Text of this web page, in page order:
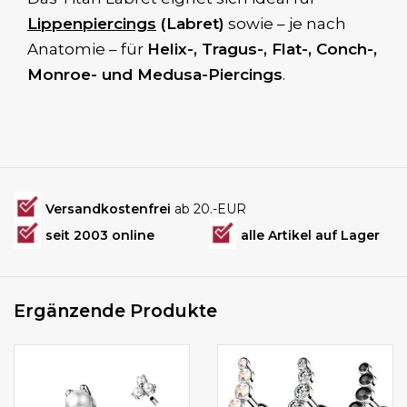
Lippenpiercings (Labret) sowie – je nach
Anatomie – für Helix-, Tragus-, Flat-, Conch-,
Monroe- und Medusa-Piercings.
Versandkostenfrei ab 20.-EUR
seit 2003 online
alle Artikel auf Lager
Ergänzende Produkte